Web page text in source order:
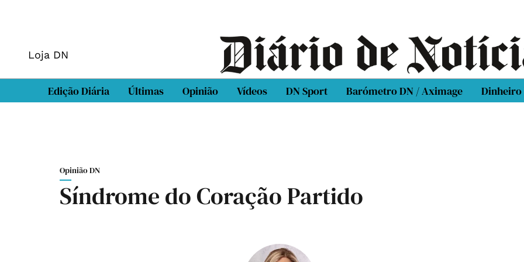
Loja DN
Edição Diária Últimas Opinião Vídeos DN Sport Barómetro DN / Aximage Dinheiro
Opinião DN
Síndrome do Coração Partido